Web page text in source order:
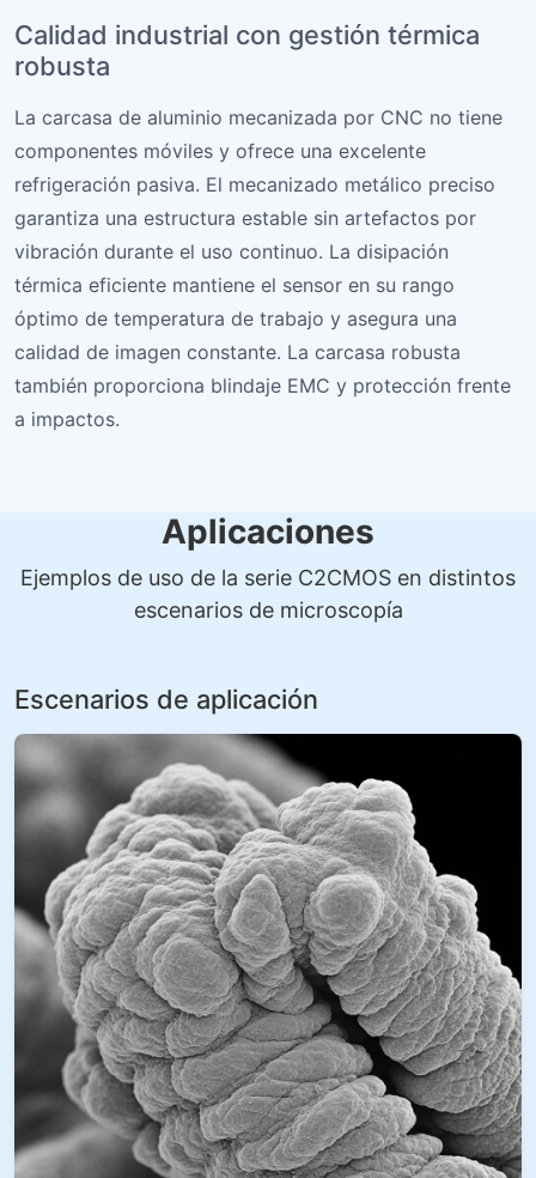
Calidad industrial con gestión térmica
robusta
La carcasa de aluminio mecanizada por CNC no tiene
componentes móviles y ofrece una excelente
refrigeración pasiva. El mecanizado metálico preciso
garantiza una estructura estable sin artefactos por
vibración durante el uso continuo. La disipación
térmica eficiente mantiene el sensor en su rango
óptimo de temperatura de trabajo y asegura una
calidad de imagen constante. La carcasa robusta
también proporciona blindaje EMC y protección frente
a impactos.
Aplicaciones
Ejemplos de uso de la serie C2CMOS en distintos
escenarios de microscopía
Escenarios de aplicación